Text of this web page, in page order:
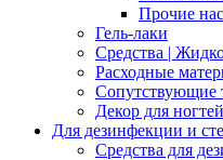
Прочие
Гель-лаки
Средства |
Расходные
Сопутствующие
Декор для ногтей
Для дезинфекции и
Средства для